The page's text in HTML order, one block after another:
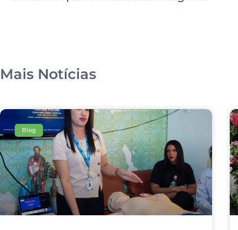
Mais Notícias
Blog